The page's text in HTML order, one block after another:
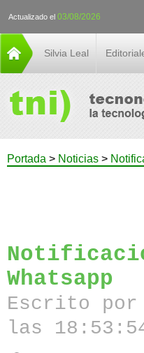
Actualizado el 03/08/2026
Silvia Leal
Portada > Noticias >
Whatsapp
Escrito por
las